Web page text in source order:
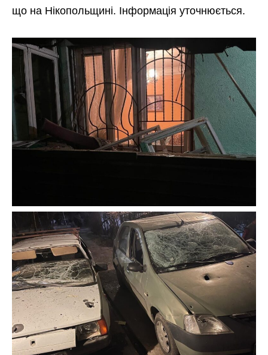
що на Нікопольщині. Інформація уточнюється.